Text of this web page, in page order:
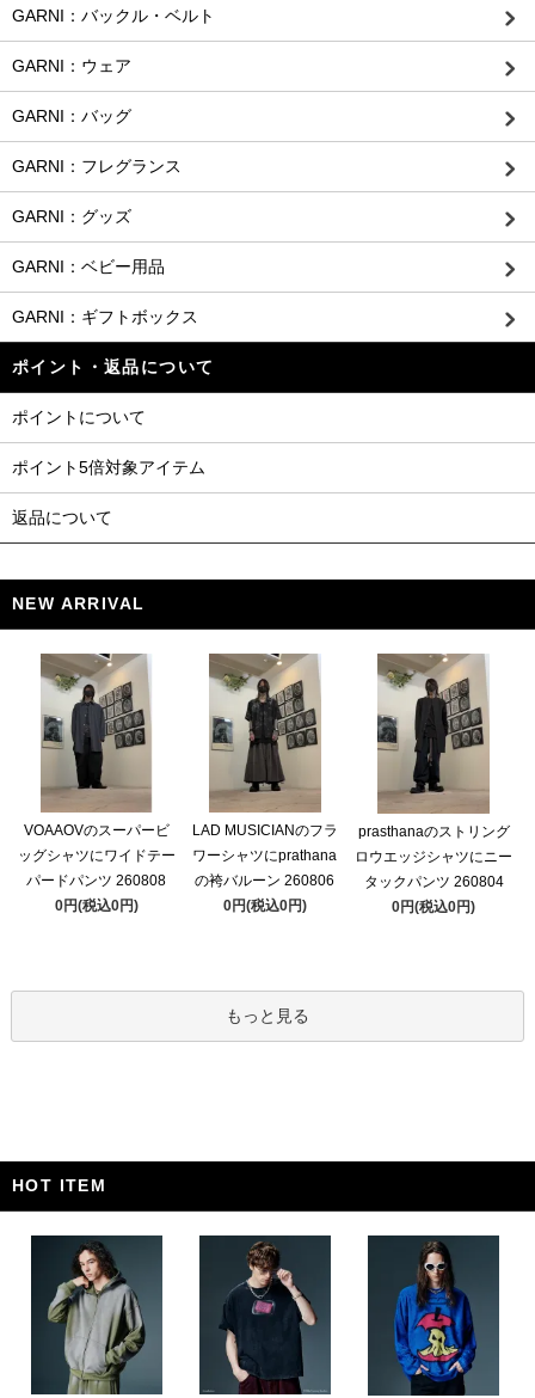
GARNI：バックル・ベルト
GARNI：ウェア
GARNI：バッグ
GARNI：フレグランス
GARNI：グッズ
GARNI：ベビー用品
GARNI：ギフトボックス
ポイント・返品について
ポイントについて
ポイント5倍対象アイテム
返品について
NEW ARRIVAL
VOAAOVのスーパービ
ッグシャツにワイドテー
パードパンツ 260808
0円(税込0円)
LAD MUSICIANのフラ
ワーシャツにprathana
の袴バルーン 260806
0円(税込0円)
prasthanaのストリング
ロウエッジシャツにニー
タックパンツ 260804
0円(税込0円)
もっと見る
HOT ITEM